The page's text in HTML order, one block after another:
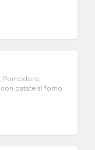
Pomodoro,
con patate al forno